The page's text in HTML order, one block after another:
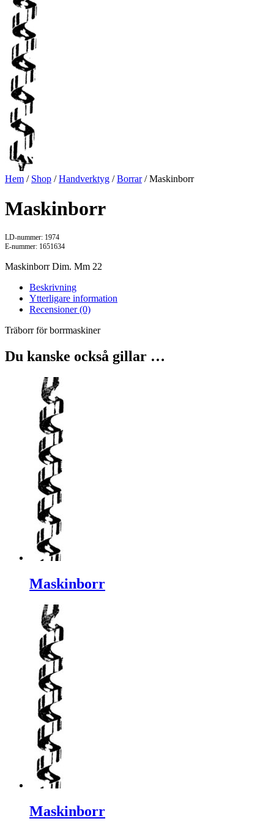
Hem / Shop /Handverktyg /Borrar/ Maskinborr
Maskinborr
LD-nummer: 1974
E-nummer: 1651634
Maskinborr Dim. Mm 22
Beskrivning
Ytterligare information
Recensioner (0)
Träborr för borrmaskiner
Du kanske också gillar …
Maskinborr
Maskinborr